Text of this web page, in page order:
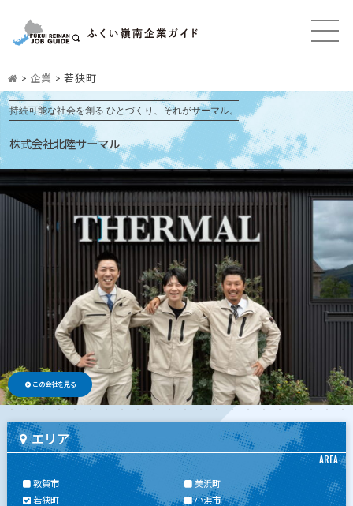
> 企業 > 若狭町
持続可能な社会を創る ひとづくり、それがサーマル。
株式会社北陸サーマル
この会社を見る
エリア
AREA
敦賀市
美浜町
若狭町
小浜市